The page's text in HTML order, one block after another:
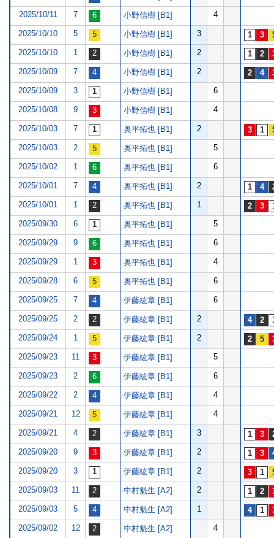
2025/10/11 7 小野信樹 [B1] 4
2025/10/10 5 小野信樹 [B1] 3
2025/10/10 1 小野信樹 [B1] 2
2025/10/09 7 小野信樹 [B1] 2
2025/10/09 3 小野信樹 [B1] 6
2025/10/08 9 小野信樹 [B1] 4
2025/10/03 7 奥平拓也 [B1] 2
2025/10/03 2 奥平拓也 [B1] 5
2025/10/02 1 奥平拓也 [B1] 6
2025/10/01 7 奥平拓也 [B1] 2
2025/10/01 1 奥平拓也 [B1] 1
2025/09/30 6 奥平拓也 [B1] 5
2025/09/29 9 奥平拓也 [B1] 6
2025/09/29 1 奥平拓也 [B1] 4
2025/09/28 6 奥平拓也 [B1] 6
2025/09/25 7 伊藤紘章 [B1] 6
2025/09/25 2 伊藤紘章 [B1] 2
2025/09/24 1 伊藤紘章 [B1] 2
2025/09/23 11 伊藤紘章 [B1] 5
2025/09/23 2 伊藤紘章 [B1] 6
2025/09/22 2 伊藤紘章 [B1] 4
2025/09/21 12 伊藤紘章 [B1] 4
2025/09/21 4 伊藤紘章 [B1] 3
2025/09/20 9 伊藤紘章 [B1] 2
2025/09/20 3 伊藤紘章 [B1] 2
2025/09/03 11 中村魁生 [A2] 2
2025/09/03 5 中村魁生 [A2] 1
2025/09/02 12 中村魁生 [A2] 4